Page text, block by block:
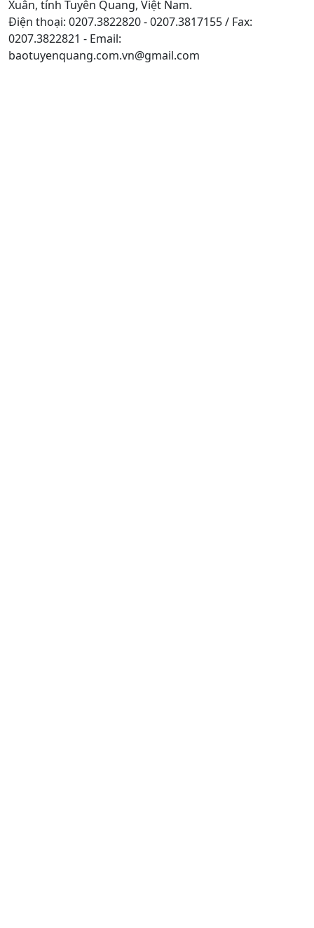
Xuân, tỉnh Tuyên Quang, Việt Nam.
Điện thoại: 0207.3822820 - 0207.3817155 / Fax:
0207.3822821 - Email:
baotuyenquang.com.vn@gmail.com